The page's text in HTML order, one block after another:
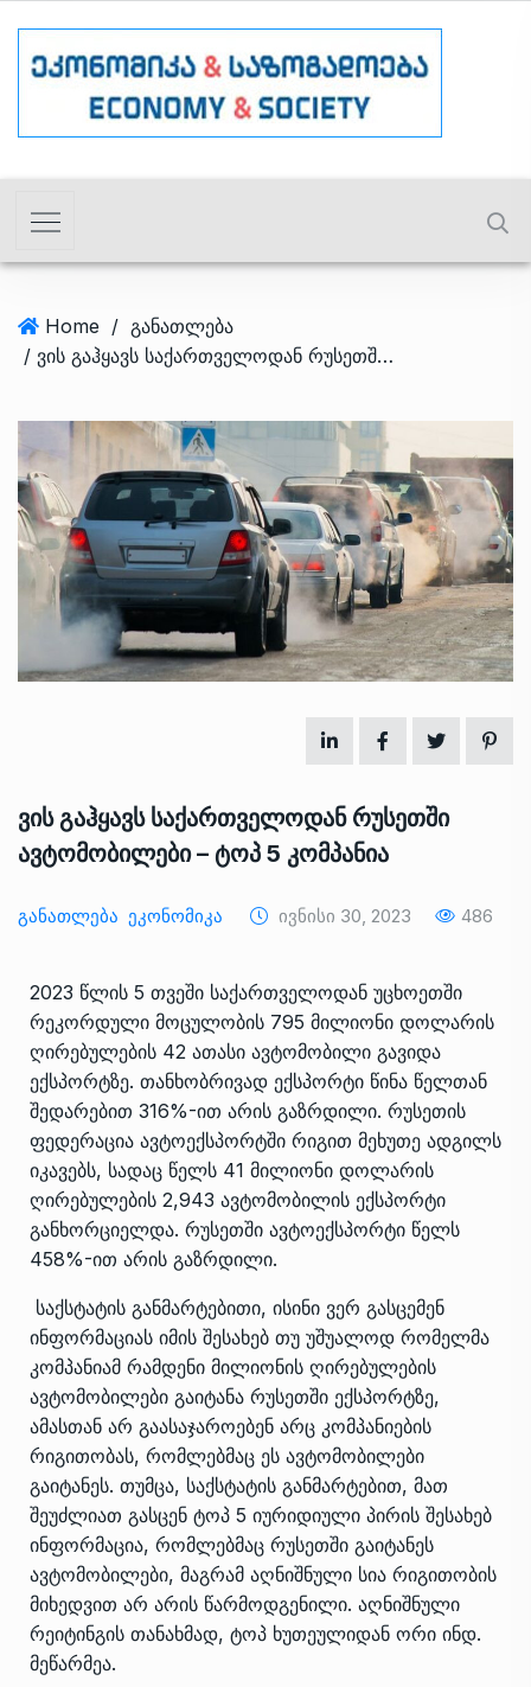
Home / განათლება
/ ვის გაჰყავს საქართველოდან რუსეთში ავტომობილები – ტოპ 5 კომპანია
ვის გაჰყავს საქართველოდან რუსეთში
ავტომობილები – ტოპ 5 კომპანია
Განათლება Ეკონომიკა Ივნისი 30, 2023 486
2023 წლის 5 თვეში საქართველოდან უცხოეთში
რეკორდული მოცულობის 795 მილიონი დოლარის
ღირებულების 42 ათასი ავტომობილი გავიდა
ექსპორტზე. თანხობრივად ექსპორტი წინა წელთან
შედარებით 316%-ით არის გაზრდილი. რუსეთის
ფედერაცია ავტოექსპორტში რიგით მეხუთე ადგილს
იკავებს, სადაც წელს 41 მილიონი დოლარის
ღირებულების 2,943 ავტომობილის ექსპორტი
განხორციელდა. რუსეთში ავტოექსპორტი წელს
458%-ით არის გაზრდილი.
საქსტატის განმარტებითი, ისინი ვერ გასცემენ
ინფორმაციას იმის შესახებ თუ უშუალოდ რომელმა
კომპანიამ რამდენი მილიონის ღირებულების
ავტომობილები გაიტანა რუსეთში ექსპორტზე,
ამასთან არ გაასაჯაროებენ არც კომპანიების
რიგითობას, რომლებმაც ეს ავტომობილები
გაიტანეს. თუმცა, საქსტატის განმარტებით, მათ
შეუძლიათ გასცენ ტოპ 5 იურიდიული პირის შესახებ
ინფორმაცია, რომლებმაც რუსეთში გაიტანეს
ავტომობილები, მაგრამ აღნიშნული სია რიგითობის
მიხედვით არ არის წარმოდგენილი. აღნიშნული
რეიტინგის თანახმად, ტოპ ხუთეულიდან ორი ინდ.
მეწარმეა.